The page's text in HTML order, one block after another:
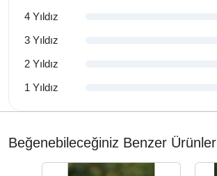
4 Yıldız
3 Yıldız
2 Yıldız
1 Yıldız
Beğenebileceğiniz Benzer Ürünler